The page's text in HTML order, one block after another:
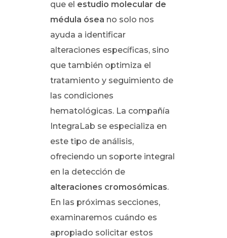
que el estudio molecular de
médula ósea no solo nos
ayuda a identificar
alteraciones específicas, sino
que también optimiza el
tratamiento y seguimiento de
las condiciones
hematológicas. La compañía
IntegraLab se especializa en
este tipo de análisis,
ofreciendo un soporte integral
en la detección de
alteraciones cromosómicas.
En las próximas secciones,
examinaremos cuándo es
apropiado solicitar estos